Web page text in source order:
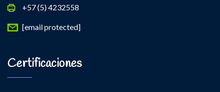
+57 (5) 4232558
[email protected]
Certificaciones